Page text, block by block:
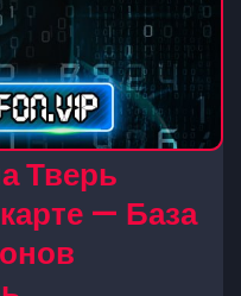
Тверь
— База